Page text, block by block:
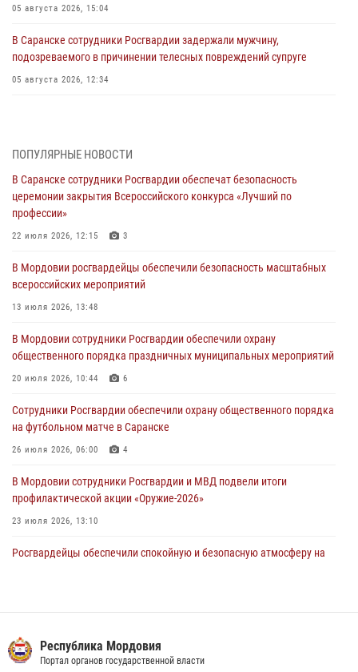
05 августа 2026, 15:04
В Саранске сотрудники Росгвардии задержали мужчину,
подозреваемого в причинении телесных повреждений супруге
05 августа 2026, 12:34
05 августа 2026, 09:04 4
Помощь из Мордовии защитникам Отечества: центр лицензионно-
разрешительной работы передал очередную партию вооружения в
зону СВО
04 августа 2026, 11:13
Сотрудники Росгвардии Мордовии стали призерами
республиканских соревнований по служебному шестиборью
04 августа 2026, 08:27
В Саранске росгвардейцы пресекли нарушение правопорядка:
«отдых» на лавочке закончился в отделе полиции
04 августа 2026, 07:06
В Саранске сотрудники Росгвардии задержали гражданина за
нанесение побоев
03 августа 2026, 08:58
ПОПУЛЯРНЫЕ НОВОСТИ
В Саранске сотрудники Росгвардии обеспечат безопасность
церемонии закрытия Всероссийского конкурса «Лучший по
профессии»
22 июля 2026, 12:15 3
В Мордовии росгвардейцы обеспечили безопасность масштабных
всероссийских мероприятий
13 июля 2026, 13:48
В Мордовии сотрудники Росгвардии обеспечили охрану
общественного порядка праздничных муниципальных мероприятий
20 июля 2026, 10:44 6
Сотрудники Росгвардии обеспечили охрану общественного порядка
на футбольном матче в Саранске
26 июля 2026, 06:00 4
В Мордовии сотрудники Росгвардии и МВД подвели итоги
профилактической акции «Оружие‑2026»
23 июля 2026, 13:10
Росгвардейцы обеспечили спокойную и безопасную атмосферу на
обеспечили безопасность на футбольных мероприятиях: от
регионального турнира до Суперкубка России
Республика Мордовия
Портал органов государственной власти